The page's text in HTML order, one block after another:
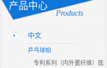
产品中心
Products
中文
乒乓球拍
专利系列（内外置纤维）底